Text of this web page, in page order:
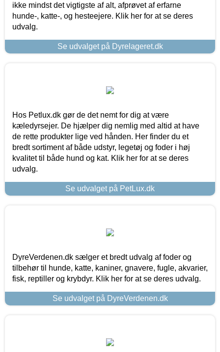
ikke mindst det vigtigste af alt, afprøvet af erfarne
hunde-, katte-, og hesteejere. Klik her for at se deres
udvalg.
Se udvalget på Dyrelageret.dk
Hos Petlux.dk gør de det nemt for dig at være
kæledyrsejer. De hjælper dig nemlig med altid at have
de rette produkter lige ved hånden. Her finder du et
bredt sortiment af både udstyr, legetøj og foder i høj
kvalitet til både hund og kat. Klik her for at se deres
udvalg.
Se udvalget på PetLux.dk
DyreVerdenen.dk sælger et bredt udvalg af foder og
tilbehør til hunde, katte, kaniner, gnavere, fugle, akvarier,
fisk, reptiller og krybdyr. Klik her for at se deres udvalg.
Se udvalget på DyreVerdenen.dk